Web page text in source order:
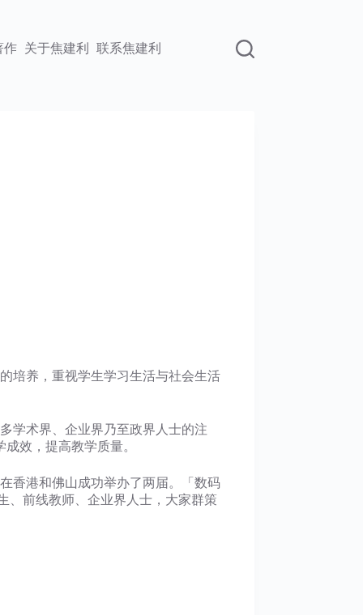
作 关于焦建利 联系焦建利
培养，重视学生学习生活与社会生活
学术界、企业界乃至政界人士的注
效，提高教学质量。
香港和佛山成功举办了两届。「数码
、前线教师、企业界人士，大家群策